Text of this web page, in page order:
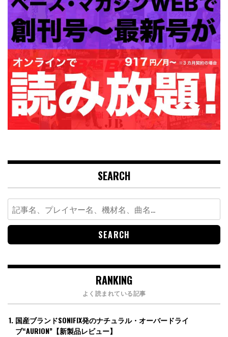
SEARCH
Search
for:
RANKING
よく読まれている記事
国産ブランドSONIFIX発のナチュラル・オーバードライ
ブ“AURION”【新製品レビュー】